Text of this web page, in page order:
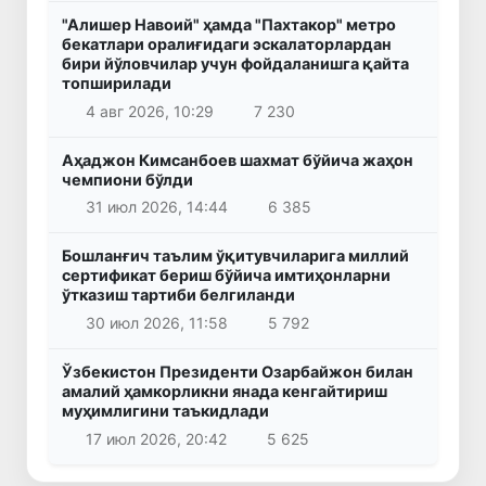
"Алишер Навоий" ҳамда "Пахтакор" метро
бекатлари оралиғидаги эскалаторлардан
бири йўловчилар учун фойдаланишга қайта
топширилади
4 авг 2026, 10:29
7 230
Аҳаджон Кимсанбоев шахмат бўйича жаҳон
чемпиони бўлди
31 июл 2026, 14:44
6 385
Бошланғич таълим ўқитувчиларига миллий
сертификат бериш бўйича имтиҳонларни
ўтказиш тартиби белгиланди
30 июл 2026, 11:58
5 792
Ўзбекистон Президенти Озарбайжон билан
амалий ҳамкорликни янада кенгайтириш
муҳимлигини таъкидлади
17 июл 2026, 20:42
5 625